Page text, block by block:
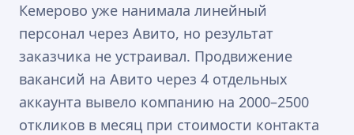
Кемерово уже нанимала линейный
персонал через Авито, но результат
заказчика не устраивал. Продвижение
вакансий на Авито через 4 отдельных
аккаунта вывело компанию на 2000–2500
откликов в месяц при стоимости контакта